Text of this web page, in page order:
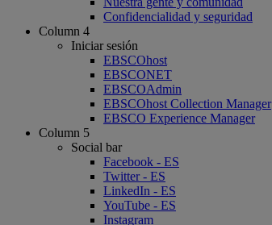
Confidencialidad y seguridad
Column 4
Iniciar sesión
EBSCOhost
EBSCONET
EBSCOAdmin
EBSCOhost Collection Manager
EBSCO Experience Manager
Column 5
Social bar
Facebook - ES
Twitter - ES
LinkedIn - ES
YouTube - ES
Instagram